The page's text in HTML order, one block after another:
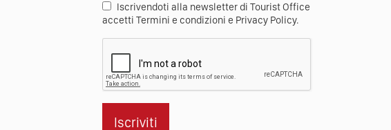
Iscrivendoti alla newsletter di Tourist Office
accetti Termini e condizioni e Privacy Policy.
Iscriviti